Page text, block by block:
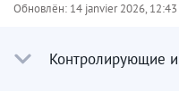
Обновлён: 14 janvier 2026, 12:43
Контролирующие